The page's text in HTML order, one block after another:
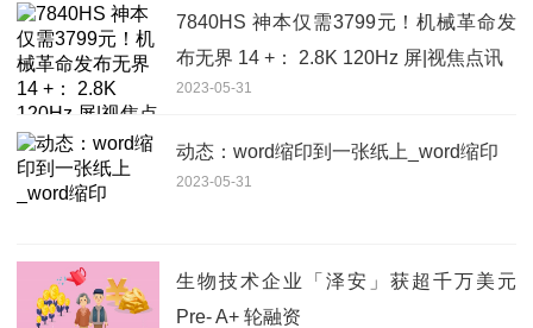
7840HS 神本仅需3799元！机械革命发
布无界 14 +： 2.8K 120Hz 屏|视焦点讯
2023-05-31
动态：word缩印到一张纸上_word缩印
2023-05-31
生物技术企业「泽安」获超千万美元
Pre- A+ 轮融资